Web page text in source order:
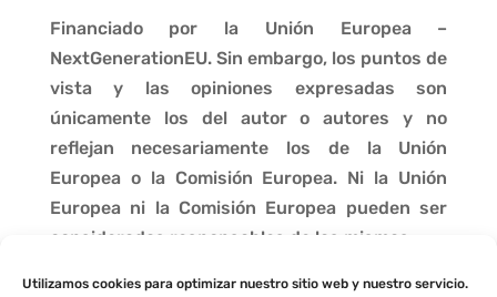
Utilizamos cookies para optimizar nuestro sitio web y nuestro servicio.
Financiado por la Unión Europea –
NextGenerationEU. Sin embargo, los puntos de
vista y las opiniones expresadas son
únicamente los del autor o autores y no
reflejan necesariamente los de la Unión
Europea o la Comisión Europea. Ni la Unión
Europea ni la Comisión Europea pueden ser
consideradas responsables de las mismas.